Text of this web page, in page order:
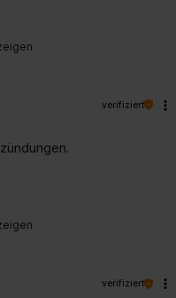
verifiziert
verifiziert